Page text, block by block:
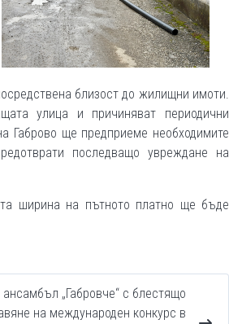
близост до жилищни имоти.
улица и причиняват периодични
Габрово ще предприеме необходимите
последващо увреждане на
ширина на пътното платно ще бъде
„Габровче“ с блестящо
на международен конкурс в